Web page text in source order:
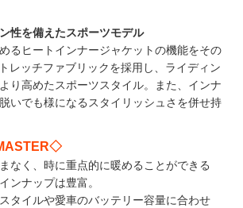
性を備えたスポーツモデル
るヒートインナージャケットの機能をその
レッチファブリックを採用し、ライディン
り高めたスポーツスタイル。また、インナ
いでも様になるスタイリッシュさを併せ持
なく、時に重点的に暖めることができる
ンナップは豊富。
タイルや愛車のバッテリー容量に合わせ